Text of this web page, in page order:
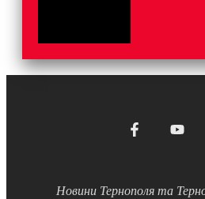
Новини Тернополя та